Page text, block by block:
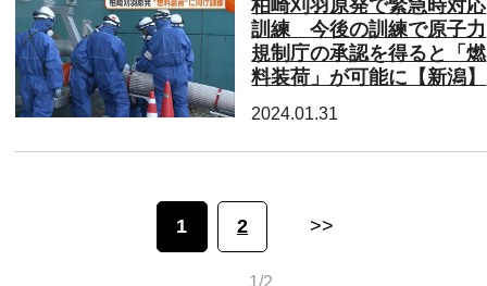
柏崎刈羽原発で緊急時対応
訓練 今後の訓練で原子力
規制庁の承認を得ると「燃
料装荷」が可能に【新潟】
2024.01.31
1 2 >>